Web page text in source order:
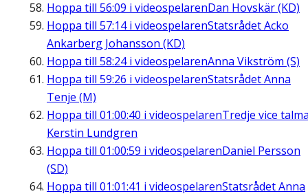
Hoppa till 56:09 i videospelarenDan Hovskär (KD)
Hoppa till 57:14i videospelarenStatsrådet Acko
Ankarberg Johansson (KD)
Hoppa till 58:24i videospelarenAnna Vikström (S)
Hoppa till 59:26 i videospelarenStatsrådet Anna
Tenje (M)
Hoppa till 01:00:40 i videospelarenTredje vice
Kerstin Lundgren
Hoppa till 01:00:59 i videospelarenDaniel Persson
(SD)
Hoppa till 01:01:41 i videospelarenStatsrådet Anna